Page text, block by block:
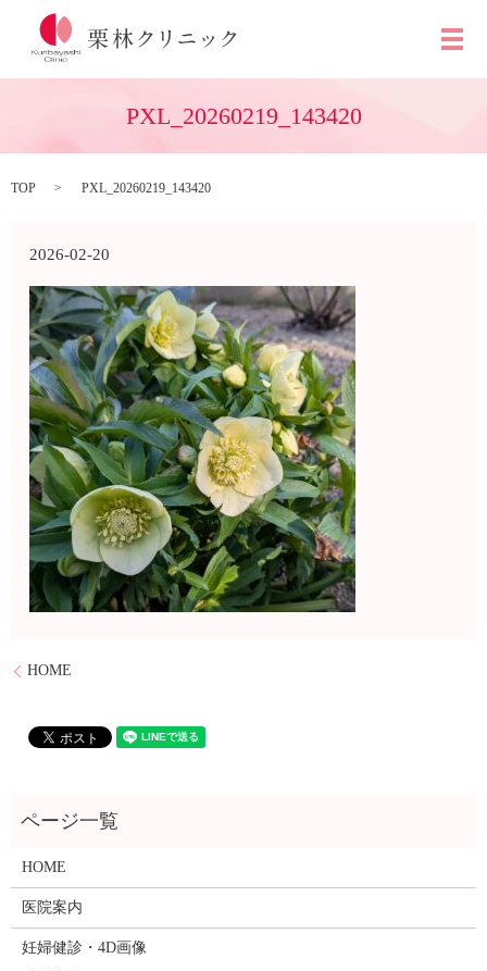
メ
PXL_20260219_143420
TOP PXL_20260219_143420
2026-02-20
HOME
HOME
医院案内
妊婦健診・4D画像